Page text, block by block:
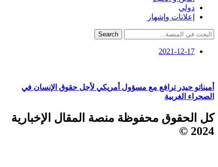
دولي
إعلانات وإشهار
Search
2021-12-17
أميناتو حيدر ترافع مع مسؤول أمريكي لأجل حقوق الإنسان في
الصحراء الغربية
كل الحقوق محفوظة منصة المقال الإخبارية
2024 ©